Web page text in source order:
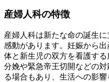
産婦人科の特徴
産婦人科は新たな命の誕生
感動があります。妊娠から
体と新生児の双方を看護す
分娩や緊急帝王切開などの
る場合もあり、生活への影